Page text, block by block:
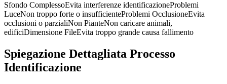
Sfondo ComplessoEvita interferenze identificazioneProblemi
LuceNon troppo forte o insufficienteProblemi OcclusioneEvita
occlusioni o parzialiNon PianteNon caricare animali,
edificiDimensione FileEvita troppo grande causa fallimento
Spiegazione Dettagliata Processo
Identificazione